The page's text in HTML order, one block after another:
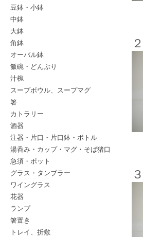
豆鉢・小鉢
中鉢
大鉢
角鉢
オーバル鉢
飯碗・どんぶり
汁椀
スープボウル、スープマグ
箸
カトラリー
酒器
注器・片口・片口鉢・ボトル
湯呑み・カップ・マグ・そば猪口
急須・ポット
グラス・タンブラー
ワイングラス
花器
ランプ
箸置き
トレイ、折敷